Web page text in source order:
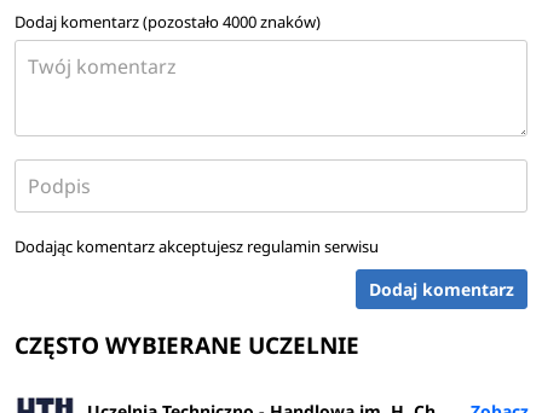
Dodaj komentarz (pozostało4000znaków)
Dodając komentarz akceptujesz regulamin serwisu
Dodaj komentarz
CZĘSTO WYBIERANE UCZELNIE